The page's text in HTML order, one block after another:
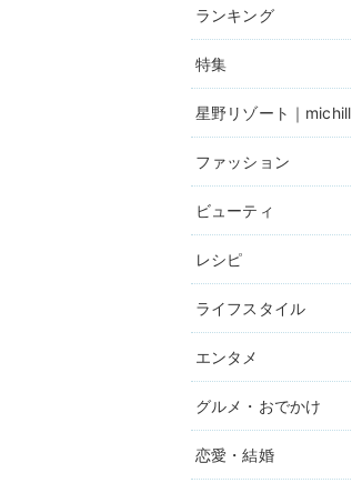
ランキング
特集
星野リゾート｜michill
ファッション
ビューティ
レシピ
ライフスタイル
エンタメ
グルメ・おでかけ
恋愛・結婚